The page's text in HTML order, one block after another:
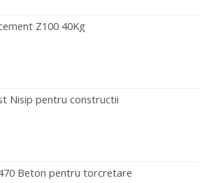
Z100 40Kg
Nisip pentru constructii
Beton pentru torcretare